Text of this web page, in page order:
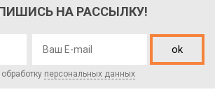
НА РАССЫЛКУ!
ok
персональных данных